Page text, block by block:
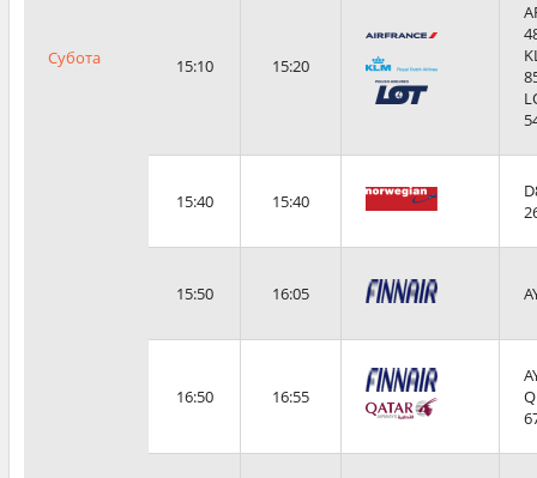
Субота 15:10 15:20
15:40 15:40
15:50 16:05
16:50 16:55